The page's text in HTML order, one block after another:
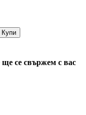
ще се свържем с вас